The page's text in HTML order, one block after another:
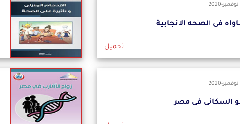
2020
فى الصحه الانجابية
تحميل
2020
السكانى فى مصر